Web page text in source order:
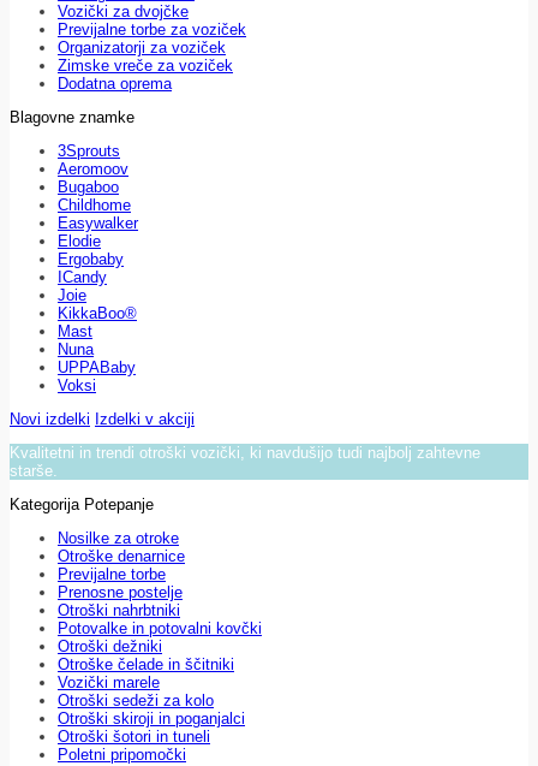
Vozički za dvojčke
Previjalne torbe za voziček
Organizatorji za voziček
Zimske vreče za voziček
Dodatna oprema
Blagovne znamke
3Sprouts
Aeromoov
Bugaboo
Childhome
Easywalker
Elodie
Ergobaby
ICandy
Joie
KikkaBoo®
Mast
Nuna
UPPABaby
Voksi
Novi izdelki Izdelki v akciji
Kvalitetni in trendi otroški vozički, ki navdušijo tudi najbolj zahtevne
starše.
Kategorija Potepanje
Nosilke za otroke
Otroške denarnice
Previjalne torbe
Prenosne postelje
Otroški nahrbtniki
Potovalke in potovalni kovčki
Otroški dežniki
Otroške čelade in ščitniki
Vozički marele
Otroški sedeži za kolo
Otroški skiroji in poganjalci
Otroški šotori in tuneli
Poletni pripomočki